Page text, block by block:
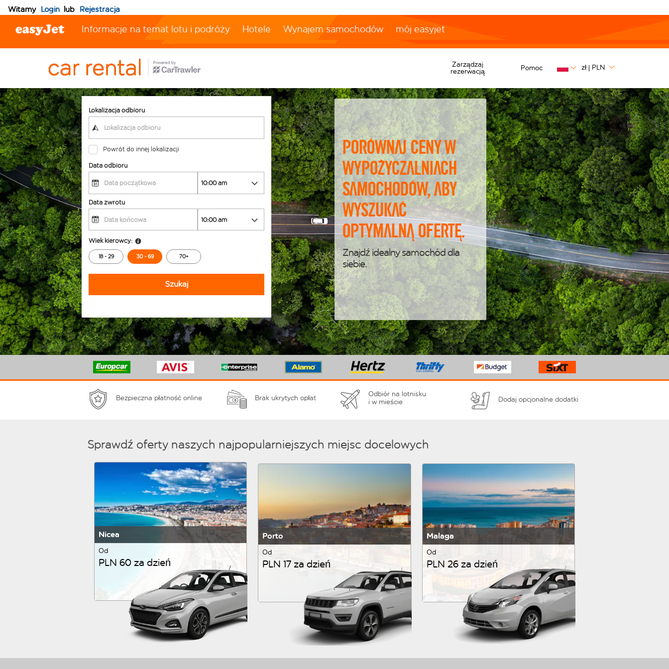
Witamy Login lub Rejestracja
Informacje na temat lotu i podróży Hotele Wynajem samochodów mój easyjet
Zarządzaj
rezerwacją
Pomoc zł | PLN
Lokalizacja odbioru
Powrót do innej lokalizacji
Data odbioru
Data zwrotu
Wiek kierowcy:
18 - 29 30 - 69 70+
Szukaj
Porównaj ceny w
wypożyczalniach
samochodów, aby
wyszukać
optymalną ofertę.
Znajdź idealny samochód dla
siebie.
Bezpieczna płatność online Brak ukrytych opłat
Odbiór na lotnisku
i w mieście
Dodaj opcjonalne dodatki
Sprawdź oferty naszych najpopularniejszych miejsc docelowych
Nicea
Od
PLN 60 za dzień
Porto
Od
PLN 17 za dzień
Malaga
Od
PLN 26 za dzień